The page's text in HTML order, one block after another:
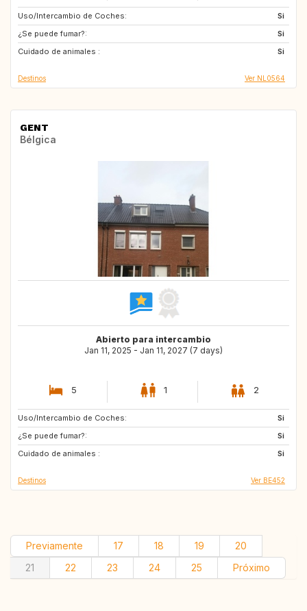
Uso/Intercambio de Coches:
Si
¿Se puede fumar?:
Si
Cuidado de animales :
Si
DE
NL
FR
Destinos Ver NL0564
GENT
Bélgica
Abierto para intercambio
Jan 11, 2025 - Jan 11, 2027 (7 days)
5 1 2
Uso/Intercambio de Coches:
Si
¿Se puede fumar?:
Si
Cuidado de animales :
Si
ES
IE
BE
Destinos Ver BE452
Previamente 17 18 19
20
21
22 23 24 25 Próximo